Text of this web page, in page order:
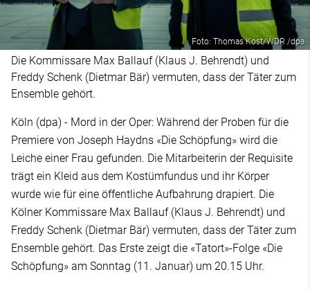
Foto: Thomas Kost/WDR /dpa
Die Kommissare Max Ballauf (Klaus J. Behrendt) und
Freddy Schenk (Dietmar Bär) vermuten, dass der Täter zum
Ensemble gehört.
Köln (dpa) - Mord in der Oper: Während der Proben für die
Premiere von Joseph Haydns «Die Schöpfung» wird die
Leiche einer Frau gefunden. Die Mitarbeiterin der Requisite
trägt ein Kleid aus dem Kostümfundus und ihr Körper
wurde wie für eine öffentliche Aufbahrung drapiert. Die
Kölner Kommissare Max Ballauf (Klaus J. Behrendt) und
Freddy Schenk (Dietmar Bär) vermuten, dass der Täter zum
Ensemble gehört. Das Erste zeigt die «Tatort»-Folge «Die
Schöpfung» am Sonntag (11. Januar) um 20.15 Uhr.